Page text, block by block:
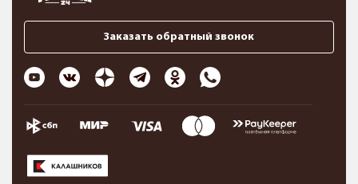
Заказать обратный звонок